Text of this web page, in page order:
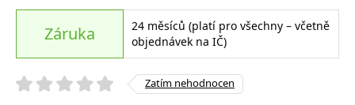
Záruka
24 měsíců (platí pro všechny – včetně
objednávek na IČ)
Zatím nehodnocen